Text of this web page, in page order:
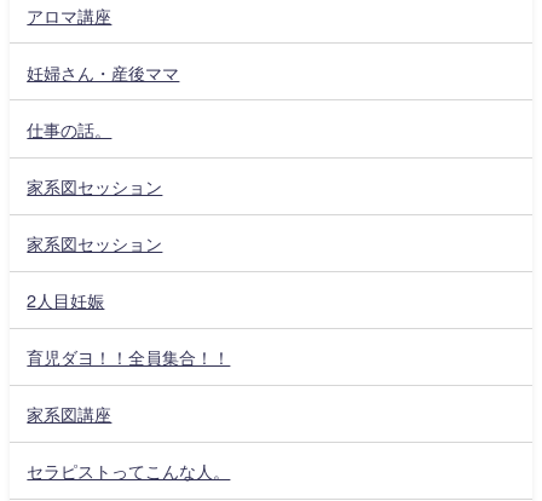
アロマ講座
妊婦さん・産後ママ
仕事の話。
家系図セッション
家系図セッション
2人目妊娠
育児ダヨ！！全員集合！！
家系図講座
セラピストってこんな人。